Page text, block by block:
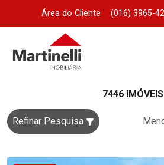
Área do Cliente (016) 3965-
7446 IMÓVEIS
Refinar Pesquisa